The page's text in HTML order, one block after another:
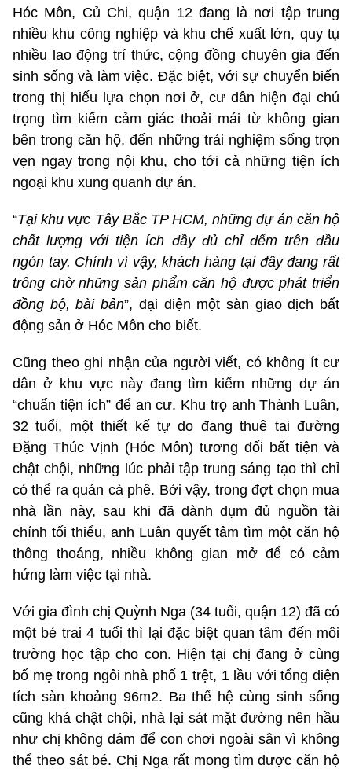
Hóc Môn, Củ Chi, quận 12 đang là nơi tập trung
nhiều khu công nghiệp và khu chế xuất lớn, quy tụ
nhiều lao động trí thức, cộng đồng chuyên gia đến
sinh sống và làm việc. Đặc biệt, với sự chuyển biến
trong thị hiếu lựa chọn nơi ở, cư dân hiện đại chú
trọng tìm kiếm cảm giác thoải mái từ không gian
bên trong căn hộ, đến những trải nghiệm sống trọn
vẹn ngay trong nội khu, cho tới cả những tiện ích
ngoại khu xung quanh dự án.
“Tại khu vực Tây Bắc TP HCM, những dự án căn hộ
chất lượng với tiện ích đầy đủ chỉ đếm trên đầu
ngón tay. Chính vì vậy, khách hàng tại đây đang rất
trông chờ những sản phẩm căn hộ được phát triển
đồng bộ, bài bản”, đại diện một sàn giao dịch bất
động sản ở Hóc Môn cho biết.
Cũng theo ghi nhận của người viết, có không ít cư
dân ở khu vực này đang tìm kiếm những dự án
“chuẩn tiện ích” để an cư. Khu trọ anh Thành Luân,
32 tuổi, một thiết kế tự do đang thuê tai đường
Đặng Thúc Vịnh (Hóc Môn) tương đối bất tiện và
chật chội, những lúc phải tập trung sáng tạo thì chỉ
có thể ra quán cà phê. Bởi vậy, trong đợt chọn mua
nhà lần này, sau khi đã dành dụm đủ nguồn tài
chính tối thiểu, anh Luân quyết tâm tìm một căn hộ
thông thoáng, nhiều không gian mở để có cảm
hứng làm việc tại nhà.
Với gia đình chị Quỳnh Nga (34 tuổi, quận 12) đã có
một bé trai 4 tuổi thì lại đặc biệt quan tâm đến môi
trường học tập cho con. Hiện tại chị đang ở cùng
bố mẹ trong ngôi nhà phố 1 trệt, 1 lầu với tổng diện
tích sàn khoảng 96m2. Ba thế hệ cùng sinh sống
cũng khá chật chội, nhà lại sát mặt đường nên hầu
như chị không dám để con chơi ngoài sân vì không
thể theo sát bé. Chị Nga rất mong tìm được căn hộ